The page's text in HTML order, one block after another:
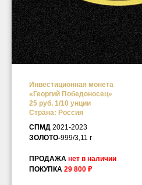
Инвестиционная монета
«Георгий Победоносец»
25 руб. 1/10 унции
Страна: Россия
СПМД 2021-2023
ЗОЛОТО-999/3,11 г
ПРОДАЖА нет в наличии
ПОКУПКА 29 800 ₽